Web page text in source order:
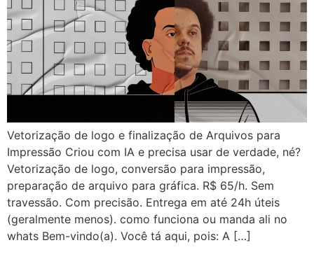
Vetorização de logo e finalização de Arquivos para
Impressão Criou com IA e precisa usar de verdade, né?
Vetorização de logo, conversão para impressão,
preparação de arquivo para gráfica. R$ 65/h. Sem
travessão. Com precisão. Entrega em até 24h úteis
(geralmente menos). como funciona ou manda ali no
whats Bem-vindo(a). Você tá aqui, pois: A […]